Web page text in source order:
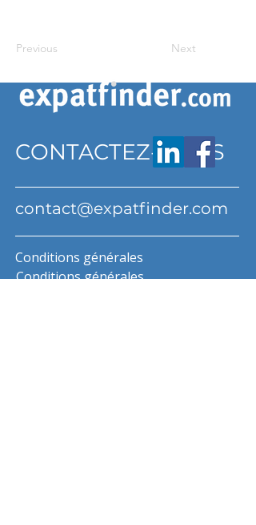
Previous Next
CONTACTEZ-NOUS
contact@expatfinder.com
Conditions générales
Conditions générales